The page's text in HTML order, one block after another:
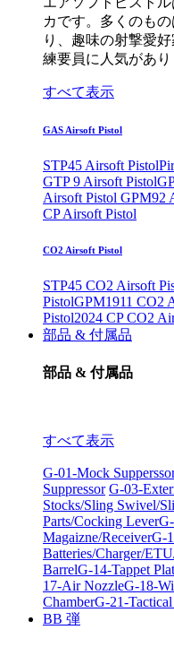
カです。多くのも
り、趣味の射撃愛
練要員に人気があり
すべて表示
GAS Airsoft Pistol
STP45 Airsoft Pistol
GTP 9 Airsoft Pistol
Airsoft Pistol GPM92
CP Airsoft Pistol
CO2 Airsoft Pistol
STP45 CO2 Airsoft
PistolGPM1911 CO2
Pistol2024 CP CO2
部品 & 付属品
部品 & 付属品
すべて表示
G-01-Mock
Suppressor G-03-
Stocks/Sling Swivel/
Parts/Cocking Lever
Magaizne/ReceiverG-
Batteries/Charger/
BarrelG-14-Tappet
17-Air NozzleG-18-
ChamberG-21-
BB 弾